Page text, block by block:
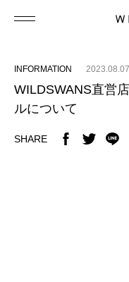
INFORMATION 2023.08.07
WILDSWANS直営
ルについて
SHARE